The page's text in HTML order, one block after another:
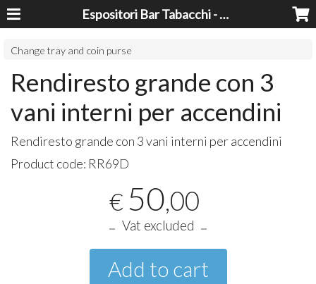
Espositori Bar Tabacchi - Lavorazioni Plexiglass Bari
Change tray and coin purse
Rendiresto grande con 3
vani interni per accendini
Rendiresto grande con 3 vani interni per accendini
Product code: RR69D
€ 50,00
Vat excluded
Add to cart